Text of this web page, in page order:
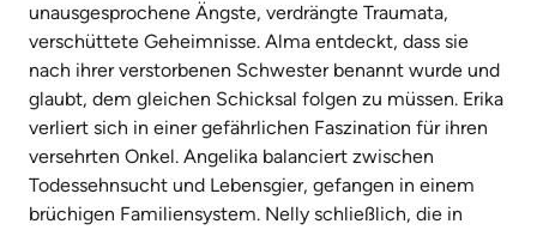
unausgesprochene Ängste, verdrängte Traumata,
verschüttete Geheimnisse. Alma entdeckt, dass sie
nach ihrer verstorbenen Schwester benannt wurde und
glaubt, dem gleichen Schicksal folgen zu müssen. Erika
verliert sich in einer gefährlichen Faszination für ihren
versehrten Onkel. Angelika balanciert zwischen
Todessehnsucht und Lebensgier, gefangen in einem
brüchigen Familiensystem. Nelly schließlich, die in